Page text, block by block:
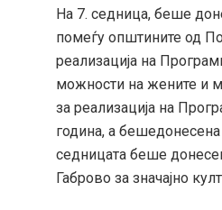
На 7. седница, беше
помеѓу општините од
реализација на
можности на жените и
за реализација на
година, а
седницата беше
Габрово за значајно